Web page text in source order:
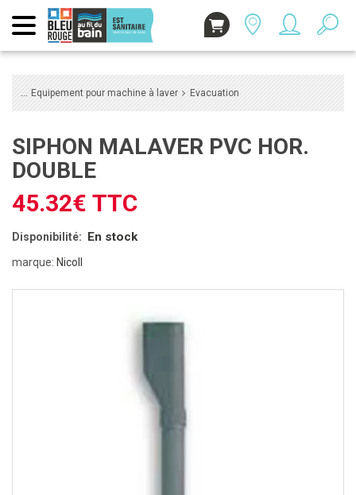
Equipement pour machine à laver Evacuation
SIPHON MALAVER PVC HOR.
DOUBLE
45.32€ TTC
Disponibilité: En stock
marque: Nicoll